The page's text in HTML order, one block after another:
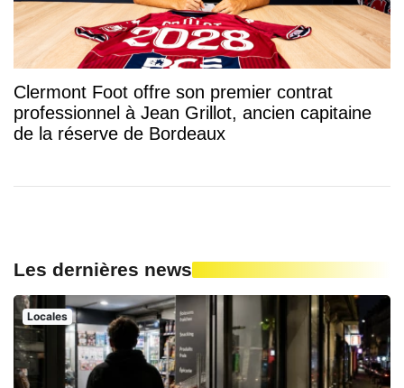
Clermont Foot offre son premier contrat
professionnel à Jean Grillot, ancien capitaine
de la réserve de Bordeaux
Les dernières news
Locales